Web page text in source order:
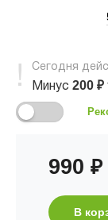
Сегодня
Минус 200 ₽
990 ₽
В